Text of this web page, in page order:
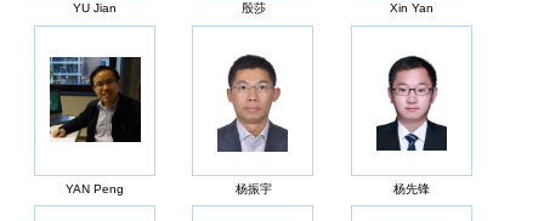
YU Jian 殷莎 Xin Yan
YAN Peng 杨振宇 杨先锋